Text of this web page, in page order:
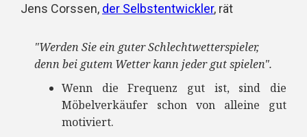
Jens Corssen, der Selbstentwickler, rät
"Werden Sie ein guter Schlechtwetterspieler,
denn bei gutem Wetter kann jeder gut spielen".
Wenn die Frequenz gut ist, sind die
Möbelverkäufer schon von alleine gut
motiviert.